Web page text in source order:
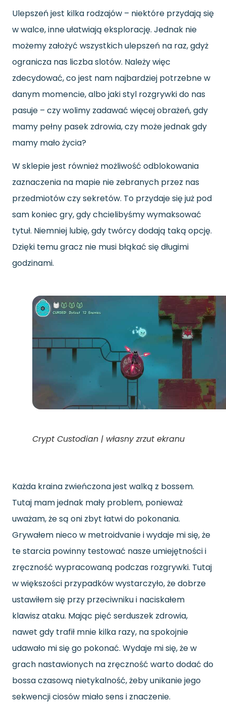
Ulepszeń jest kilka rodzajów – niektóre przydają się
w walce, inne ułatwiają eksplorację. Jednak nie
możemy założyć wszystkich ulepszeń na raz, gdyż
ogranicza nas liczba slotów. Należy więc
zdecydować, co jest nam najbardziej potrzebne w
danym momencie, albo jaki styl rozgrywki do nas
pasuje – czy wolimy zadawać więcej obrażeń, gdy
mamy pełny pasek zdrowia, czy może jednak gdy
mamy mało życia?
W sklepie jest również możliwość odblokowania
zaznaczenia na mapie nie zebranych przez nas
przedmiotów czy sekretów. To przydaje się już pod
sam koniec gry, gdy chcielibyśmy wymaksować
tytuł. Niemniej lubię, gdy twórcy dodają taką opcję.
Dzięki temu gracz nie musi błąkać się długimi
godzinami.
Crypt Custodian | własny zrzut ekranu
Każda kraina zwieńczona jest walką z bossem.
Tutaj mam jednak mały problem, ponieważ
uważam, że są oni zbyt łatwi do pokonania.
Grywałem nieco w metroidvanie i wydaje mi się, że
te starcia powinny testować nasze umiejętności i
zręczność wypracowaną podczas rozgrywki. Tutaj
w większości przypadków wystarczyło, że dobrze
ustawiłem się przy przeciwniku i naciskałem
klawisz ataku. Mając pięć serduszek zdrowia,
nawet gdy trafił mnie kilka razy, na spokojnie
udawało mi się go pokonać. Wydaje mi się, że w
grach nastawionych na zręczność warto dodać do
bossa czasową nietykalność, żeby unikanie jego
sekwencji ciosów miało sens i znaczenie.